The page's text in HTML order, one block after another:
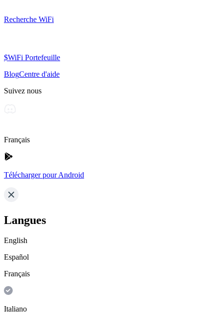
Recherche WiFi
$WiFi Portefeuille
BlogCentre d'aide
Suivez nous
Français
Télécharger pour Android
Langues
English
Español
Français
Italiano